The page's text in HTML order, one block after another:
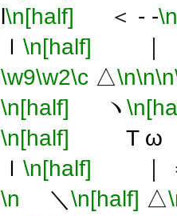
l\n[half] ＜ - -
ｌ \n[half]
\w9\w2\c△\n\n\n
\n[half] ヽ
\n[half] T ω
ｌ \n[half] ｜
\n ＼ \n[half] △